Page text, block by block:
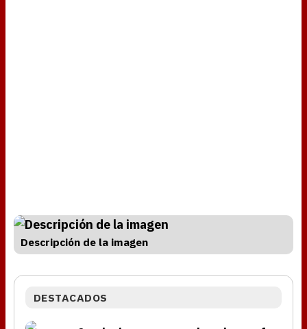
Descripción de la imagen
DESTACADOS